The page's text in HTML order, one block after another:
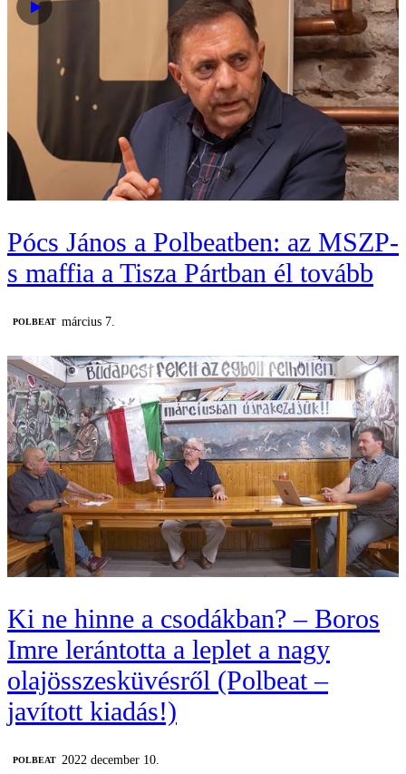
Pócs János a Polbeatben: az MSZP-
s maffia a Tisza Pártban él tovább
‎POLBEAT március 7.
Ki ne hinne a csodákban? – Boros
Imre lerántotta a leplet a nagy
olajösszesküvésről (Polbeat –
javított kiadás!)
‎POLBEAT
2022 december 10.